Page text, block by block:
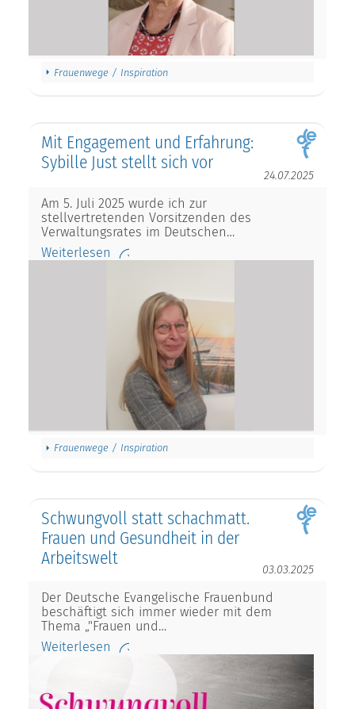
Frauenwege / Inspiration
Mit Engagement und Erfahrung:
Sybille Just stellt sich vor
24.07.2025
Am 5. Juli 2025 wurde ich zur
stellvertretenden Vorsitzenden des
Verwaltungsrates im Deutschen…
Weiterlesen
Frauenwege / Inspiration
Schwungvoll statt schachmatt.
Frauen und Gesundheit in der
Arbeitswelt
03.03.2025
Der Deutsche Evangelische Frauenbund
beschäftigt sich immer wieder mit dem
Thema „"Frauen und…
Weiterlesen